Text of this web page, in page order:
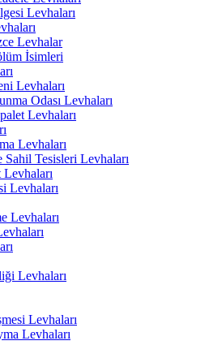
Levhaları
Levhalar
İsimleri
Levhaları
Odası Levhaları
Levhaları
Levhaları
Tesisleri Levhaları
Levhaları
Levhaları
Levhaları
Levhaları
Levhaları